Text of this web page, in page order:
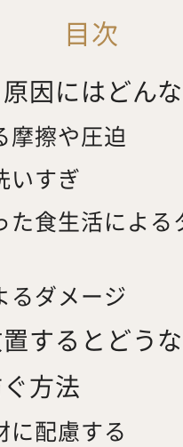
目次
因にはどん
摩擦や圧迫
いすぎ
た食生活によ
るダメージ
するとどう
方法
に配慮する